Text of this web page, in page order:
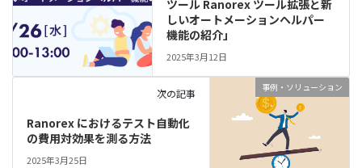
ツール Ranorex ツール拡張と新
しいオートメーションヘルパー
機能の紹介」
2025年3月12日
事例・ソリューション
次の記事
Ranorex におけるテスト自動化
の費用対効果を測る方法
2025年3月25日